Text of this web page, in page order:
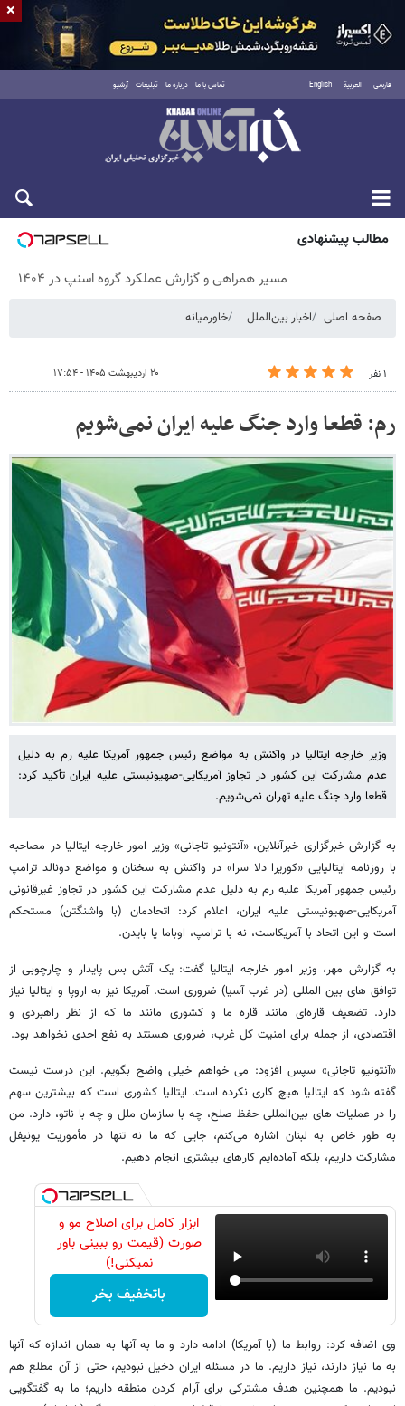
فارسی العربية English تماس با ما درباره ما تبلیغات آرشیو
پنجشنبه ۱۵ مرداد ۱۴۰۵
مطالب پیشنهادی
مسیر همراهی و گزارش عملکرد گروه اسنپ در ۱۴۰۴
صفحه اصلی اخبار بین‌الملل خاورمیانه
۱ نفر ۲۰ اردیبهشت ۱۴۰۵ - ۱۷:۵۴
رم: قطعا وارد جنگ علیه ایران نمی‌شویم
وزیر خارجه ایتالیا در واکنش به مواضع رئیس جمهور آمریکا علیه رم به دلیل
عدم مشارکت این کشور در تجاوز آمریکایی-صهیونیستی علیه ایران تأکید کرد:
قطعا وارد جنگ علیه تهران نمی‌شویم.
به گزارش خبرگزاری خبرآنلاین، «آنتونیو تاجانی» وزیر امور خارجه ایتالیا در مصاحبه
با روزنامه ایتالیایی «کوریرا دلا سرا» در واکنش به سخنان و مواضع دونالد ترامپ
رئیس جمهور آمریکا علیه رم به دلیل عدم مشارکت این کشور در تجاوز غیرقانونی
آمریکایی-صهیونیستی علیه ایران، اعلام کرد: اتحادمان (با واشنگتن) مستحکم
است و این اتحاد با آمریکاست، نه با ترامپ، اوباما یا بایدن.
به گزارش مهر، وزیر امور خارجه ایتالیا گفت: یک آتش‌ بس پایدار و چارچوبی از
توافق‌ های بین‌ المللی (در غرب آسیا) ضروری است. آمریکا نیز به اروپا و ایتالیا نیاز
دارد. تضعیف قاره‌ای مانند قاره ما و کشوری مانند ما که از نظر راهبردی و
اقتصادی، از جمله برای امنیت کل غرب، ضروری هستند به نفع احدی نخواهد بود.
«آنتونیو تاجانی» سپس افزود: می‌ خواهم خیلی واضح بگویم. این درست نیست
گفته شود که ایتالیا هیچ کاری نکرده است. ایتالیا کشوری است که بیشترین سهم
را در عملیات‌ های بین‌المللی حفظ صلح، چه با سازمان ملل و چه با ناتو، دارد. من
به طور خاص به لبنان اشاره می‌کنم، جایی که ما نه تنها در مأموریت یونیفل
مشارکت داریم، بلکه آماده‌ایم کارهای بیشتری انجام دهیم.
ابزار کامل برای اصلاح مو و
صورت (قیمت رو ببینی باور
نمیکنی!)
باتخفیف بخر
وی اضافه کرد: روابط ما (با آمریکا) ادامه دارد و ما به آنها به همان اندازه که آنها
به ما نیاز دارند، نیاز داریم. ما در مسئله ایران دخیل نبودیم، حتی از آن مطلع هم
نبودیم. ما همچنین هدف مشترکی برای آرام کردن منطقه داریم؛ ما به گفتگویی
×